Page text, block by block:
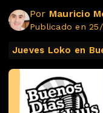
Por Mauricio
Publicado en
Jueves Loko en